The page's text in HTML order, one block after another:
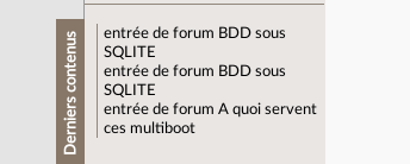
Derniers contenus entrée de forum BDD sous
SQLITE
entrée de forum BDD sous
SQLITE
entrée de forum A quoi servent
ces multiboot